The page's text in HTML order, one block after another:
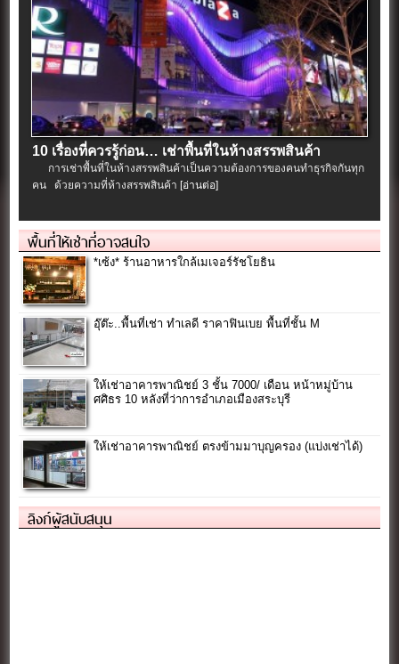
10 เรื่องที่ควรรู้ก่อน… เช่าพื้นที่ในห้างสรรพสินค้า
การเช่าพื้นที่ในห้างสรรพสินค้าเป็นความต้องการของคนทำธุรกิจกันทุก
คน ด้วยความที่ห้างสรรพสินค้า [อ่านต่อ]
พื้นที่ให้เช่าที่อาจสนใจ
*เซ้ง* ร้านอาหารใกล้เมเจอร์รัชโยธิน
อุ๊ต๊ะ..พื้นที่เช่า ทำเลดี ราคาฟินเบย พื้นที่ชั้น M
ให้เช่าอาคารพาณิชย์ 3 ชั้น 7000/ เดือน หน้าหมู่บ้าน
ศศิธร 10 หลังที่ว่าการอำเภอเมืองสระบุรี
ให้เช่าอาคารพาณิชย์ ตรงข้ามมาบุญครอง (แบ่งเช่าได้)
ลิงก์ผู้สนับสนุน